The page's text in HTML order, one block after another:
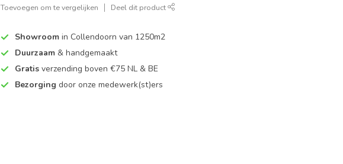
Toevoegen om te vergelijken Deel dit product
Showroom in Collendoorn van 1250m2
Duurzaam & handgemaakt
Gratis verzending boven €75 NL & BE
Bezorging door onze medewerk(st)ers